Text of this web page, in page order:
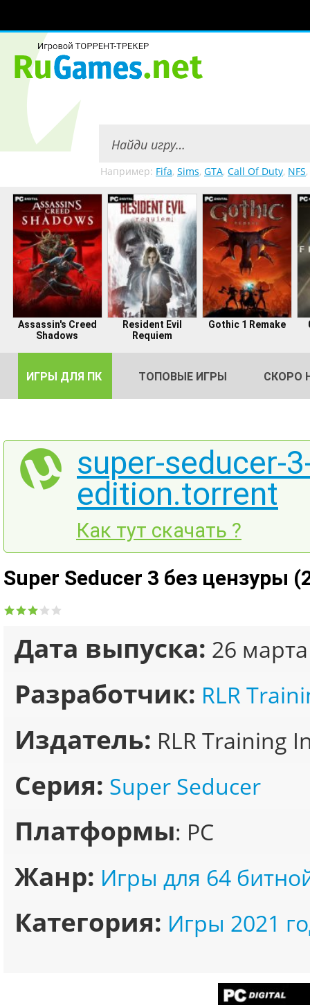
Например: Fifa, Sims, GTA, Call Of Duty, NFS,
Assassin's Creed
Shadows
Resident Evil
Requiem
Gothic 1 Remake
ИГРЫ ДЛЯ ПК ТОПОВЫЕ ИГРЫ СКОРО
super-seducer-
edition.torrent
Как тут скачать ?
Super Seducer 3 без цензуры
Дата выпуска: 26
Разработчик: RLR
Издатель: RLR Training
Серия: Super Seducer
Платформы: PC
Жанр: Игры для 64
Категория: Игры 2021